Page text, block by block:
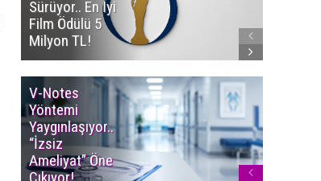
Sürüyor.. En İyi
Film Ödülü 5
Milyon TL!
V-Notes
Yöntemi
Yaygınlaşıyor..
“İzsiz
Ameliyat” Öne